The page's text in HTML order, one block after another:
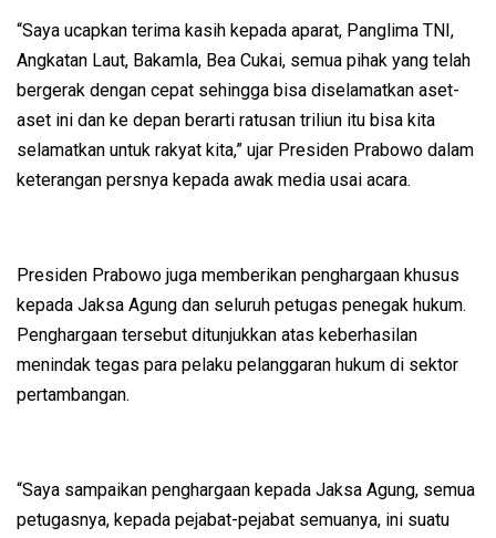
“Saya ucapkan terima kasih kepada aparat, Panglima TNI,
Angkatan Laut, Bakamla, Bea Cukai, semua pihak yang telah
bergerak dengan cepat sehingga bisa diselamatkan aset-
aset ini dan ke depan berarti ratusan triliun itu bisa kita
selamatkan untuk rakyat kita,” ujar Presiden Prabowo dalam
keterangan persnya kepada awak media usai acara.
Presiden Prabowo juga memberikan penghargaan khusus
kepada Jaksa Agung dan seluruh petugas penegak hukum.
Penghargaan tersebut ditunjukkan atas keberhasilan
menindak tegas para pelaku pelanggaran hukum di sektor
pertambangan.
“Saya sampaikan penghargaan kepada Jaksa Agung, semua
petugasnya, kepada pejabat-pejabat semuanya, ini suatu